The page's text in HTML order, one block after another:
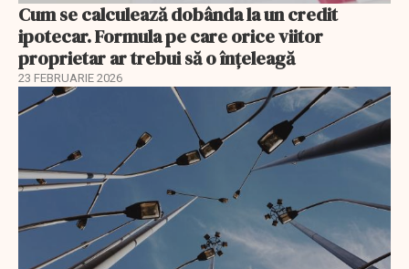
Cum se calculează dobânda la un credit
ipotecar. Formula pe care orice viitor
proprietar ar trebui să o înțeleagă
23 FEBRUARIE 2026